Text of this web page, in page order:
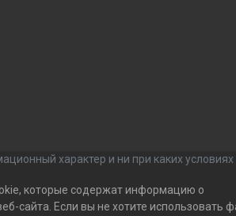
характер и ни при каких
которые содержат информацию о
сайта. Если вы не хотите использовать